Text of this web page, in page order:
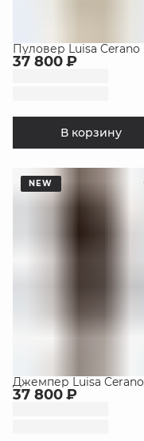
Пуловер Luisa Cerano
37 800 ₽
В корзину
NEW
Джемпер Luisa Cerano
37 800 ₽